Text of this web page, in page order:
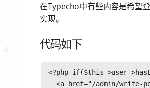
在Typecho中有些内容是希望
实现。
代码如下
<?php if($this->user-
<a href="/admin/write-